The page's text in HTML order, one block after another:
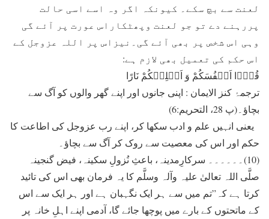
لعنت سے بچ سکے۔ کيونکہ اگر وہ اسے اسی حالت
پررہنے دے تو جو لعنت وپھٹکاراس عورت پر آئے گی
وہی اس شخص پر بھی آئے گی۔نيزاس پر اللہ عزوجل کے
اس حکم کی تعميل بھی لازم ہے:
قُوۡۤا اَنۡفُسَکُمْ وَ اَہۡلِیۡکُمْ نَارًا
ترجمۂ کنز الایمان : اپنی جانوں اور اپنے گھر والوں کو آگ سے
بچاؤ۔(پ 28، التحريم:6)
يعنی انہيں علم و ادب سکھا کر، اپنے رب عزوجل کی اطاعت کا
حکم اور اس کی معصيت سے روک کر آگ سے بچاؤ۔
(10)۔۔۔۔۔۔ سرکارِمدینہ، باعثِ نُزولِ سکینہ، فیض گنجینہ
صلَّی اللہ تعالیٰ علیہ وآلہ وسلَّم کا يہ فرمان بھی اس کی تائيد
کرتا ہے کہ”تم ميں سے ہر ايک نگہبان ہے اور ہر ايک سے اس
کے ماتحتوں کے بارے ميں پوچھا جائے گا، آدمی اپنے اہلِ خانہ پر